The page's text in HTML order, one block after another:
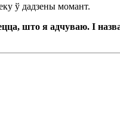
ў дадзены момант.
што я адчуваю. І